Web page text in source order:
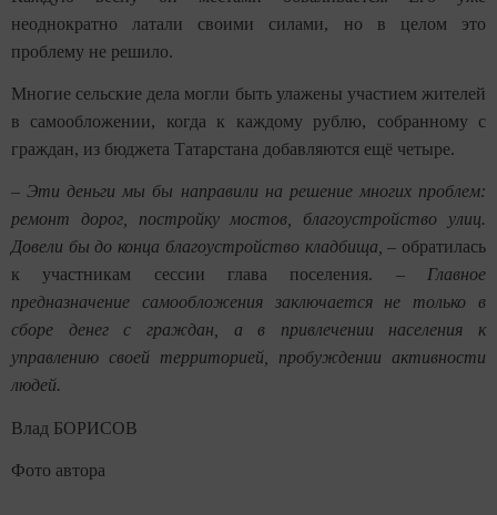
неоднократно латали своими силами, но в целом это
проблему не решило.
Многие сельские дела могли быть улажены участием жителей
в самообложении, когда к каждому рублю, собранному с
граждан, из бюджета Татарстана добавляются ещё четыре.
–Эти деньги мы бы направили на решение многих проблем:
ремонт дорог, постройку мостов, благоустройство улиц.
Довели бы до конца благоустройство кладбища, – обратилась
к участникам сессии глава поселения. – Главное
предназначение самообложения заключается не только в
сборе денег с граждан, а в привлечении населения к
управлению своей территорией, пробуждении активности
людей.
Влад БОРИСОВ
Фото автора